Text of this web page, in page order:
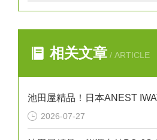
相关文章 / ARTICLE
2026-07-27